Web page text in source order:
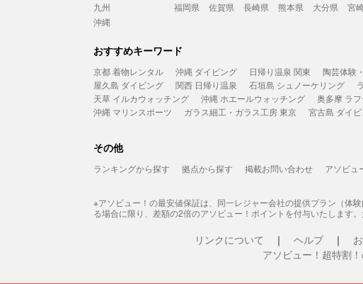
九州
福岡県 佐賀県 長崎県 熊本県 大分県 宮
沖縄
おすすめキーワード
京都 着物レンタル 沖縄 ダイビング 日帰り温泉 関東 陶芸体験
屋久島 ダイビング
関西 日帰り温泉 石垣島 シュノーケリング
天草 イルカウォッチング
沖縄 ホエールウォッチング 奥多摩 ラ
沖縄 マリンスポーツ
ガラス細工・ガラス工房 東京 宮古島 ダイ
その他
ランキングから探す 拠点から探す 掲載お問い合わせ アソビュ
※アソビュー！の最安値保証は、同一レジャー会社の提供プラン（体
る場合に限り、差額の2倍のアソビュー！ポイントを付与いたします
リンクについて ヘルプ
アソビュー！超特割